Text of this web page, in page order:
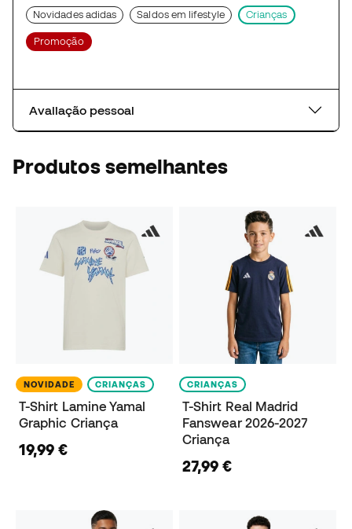
Novidades adidas Saldos em lifestyle Crianças
Promoção
Avaliação pessoal
Produtos semelhantes
NOVIDADE CRIANÇAS
T-Shirt Lamine Yamal
Graphic Criança
19,99 €
CRIANÇAS
T-Shirt Real Madrid
Fanswear 2026-2027
Criança
27,99 €